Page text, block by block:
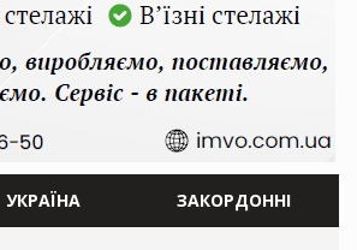
УКРАЇНА ЗАКОРДОННІ